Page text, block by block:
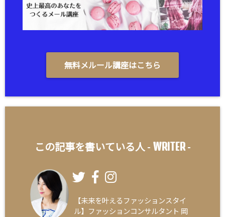
無料メルール講座はこちら
この記事を書いている人 - WRITER-
【未来を叶えるファッションスタイ
ル】ファッションコンサルタント 岡